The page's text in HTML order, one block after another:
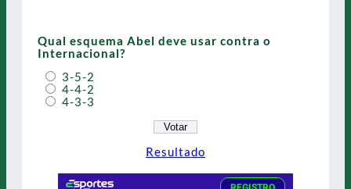
Qual esquema Abel deve usar contra o
Internacional?
3-5-2
4-4-2
4-3-3
Resultado